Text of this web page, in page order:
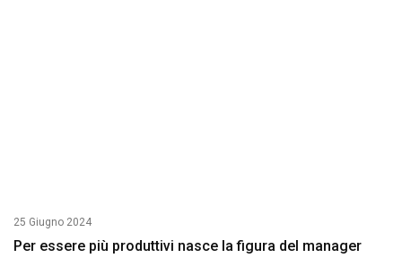
25 Giugno 2024
Per essere più produttivi nasce la figura del manager